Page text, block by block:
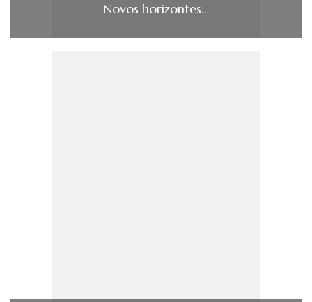
Novos horizontes…